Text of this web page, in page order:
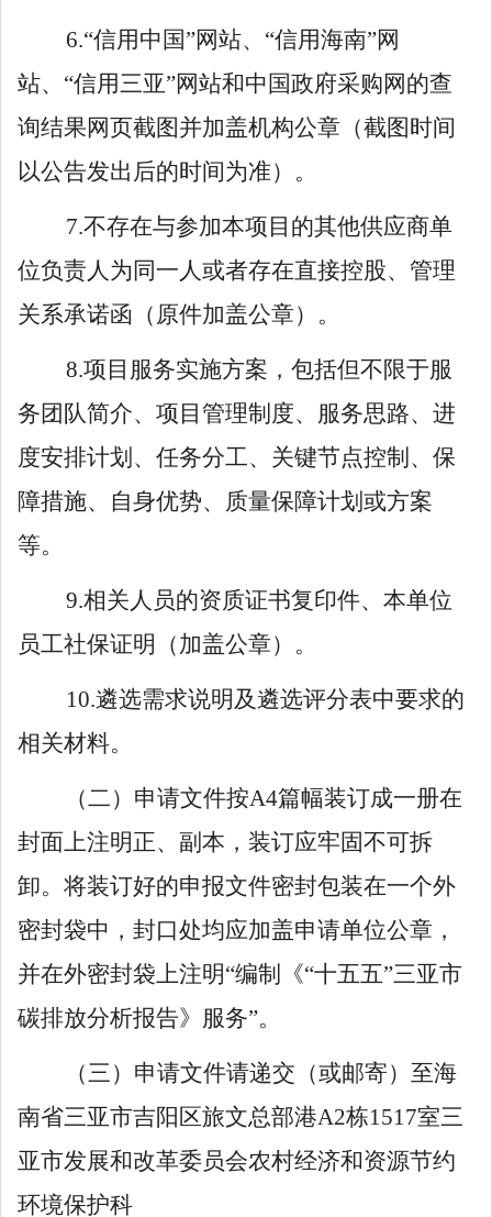
6.“信用中国”网站、 “信用海南”网
站、 “信用三亚”网站和中国政府采购网的查
询结果网页截图并加盖机构公章（截图时间
以公告发出后的时间为准）。
7.不存在与参加本项目的其他供应商单
位负责人为同一人或者存在直接控股、管理
关系承诺函（原件加盖公章）。
8.项目服务实施方案，包括但不限于服
务团队简介、项目管理制度、服务思路、进
度安排计划、任务分工、关键节点控制、保
障措施、自身优势、质量保障计划或方案
等。
9.相关人员的资质证书复印件、本单位
员工社保证明（加盖公章）。
10.遴选需求说明及遴选评分表中要求的
相关材料。
（二）申请文件按A4篇幅装订成一册在
封面上注明正、副本，装订应牢固不可拆
卸。将装订好的申报文件密封包装在一个外
密封袋中，封口处均应加盖申请单位公章，
并在外密封袋上注明“编制 《“十五五”三亚市
碳排放分析报告》服务”。
（三）申请文件请递交（或邮寄）至海
南省三亚市吉阳区旅文总部港A2栋1 517室三
亚市发展和改革委员会农村经济和资源节约
环境保护科